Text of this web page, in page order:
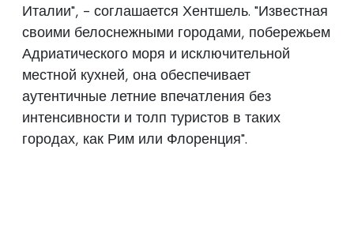
Италии", - соглашается Хентшель. "Известная
своими белоснежными городами, побережьем
Адриатического моря и исключительной
местной кухней, она обеспечивает
аутентичные летние впечатления без
интенсивности и толп туристов в таких
городах, как Рим или Флоренция".